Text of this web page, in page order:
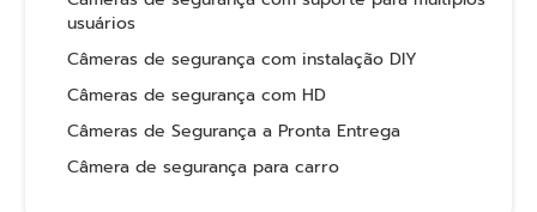
usuários
Câmeras de segurança com instalação DIY
Câmeras de segurança com HD
Câmeras de Segurança a Pronta Entrega
Câmera de segurança para carro